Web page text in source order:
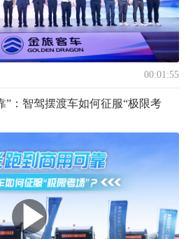
00:01:55
”：智驾摆渡车如何征服“极限考